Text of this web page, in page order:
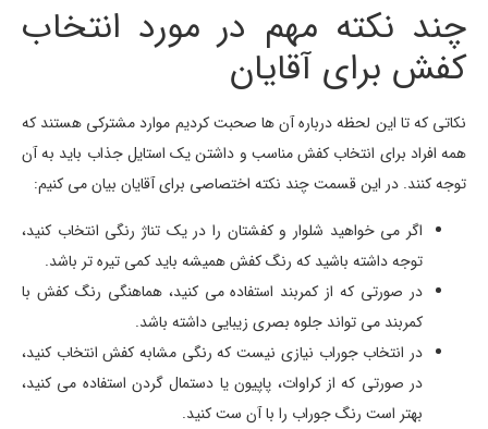
چند نکته مهم در مورد انتخاب
کفش برای آقایان
نکاتی که تا این لحظه درباره آن ها صحبت کردیم موارد مشترکی هستند که
همه افراد برای انتخاب کفش مناسب و داشتن یک استایل جذاب باید به آن
توجه کنند. در این قسمت چند نکته اختصاصی برای آقایان بیان می کنیم:
اگر می خواهید شلوار و کفشتان را در یک تناژ رنگی انتخاب کنید،
توجه داشته باشید که رنگ کفش همیشه باید کمی تیره تر باشد.
در صورتی که از کمربند استفاده می کنید، هماهنگی رنگ کفش با
کمربند می تواند جلوه بصری زیبایی داشته باشد.
در انتخاب جوراب نیازی نیست که رنگی مشابه کفش انتخاب کنید،
در صورتی که از کراوات، پاپیون یا دستمال گردن استفاده می کنید،
بهتر است رنگ جوراب را با آن ست کنید.